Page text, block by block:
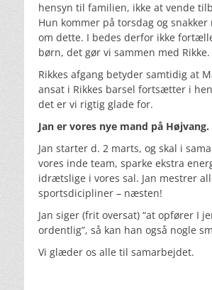
hensyn til familien, ikke at vende
Hun kommer på torsdag og
om dette. I bedes derfor ikke
børn, det gør vi sammen med Rikke.
Rikkes afgang betyder samtidig at
ansat i Rikkes barsel fortsætter i
det er vi rigtig glade for.
Jan er vores nye mand på Højvang.
Jan starter d. 2 marts, og skal i
vores inde team, sparke ekstra
idrætslige i vores sal. Jan mestrer
sportsdicipliner – næsten!
Jan siger (frit oversat) “at opfører I
ordentlig”, så kan han også nogle
Vi glæder os alle til samarbejdet.